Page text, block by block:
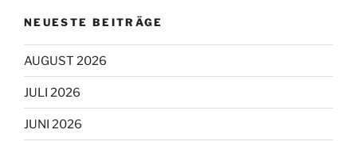
NEUESTE BEITRÄGE
AUGUST 2026
JULI 2026
JUNI 2026